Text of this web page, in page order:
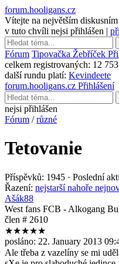
forum.hooligans.cz
Vítejte na největším
v tuto chvíli nejsi přihlášen |
Fórum Tipovačka Žebříček
celkem registrovaných: 12 753
další rundu platí: Kevindeete
forum.hooligans.cz Přihlášení
nejsi přihlášen
Fórum /různé
Tetovanie
Příspěvků: 1945 · Poslední
Řazení: nejstarší nahoře
Ašák88
West fans FCB - Alkogang
člen # 2610
★★★★★
posláno: 22. January 2013
Ale třeba z vazelíny se mi